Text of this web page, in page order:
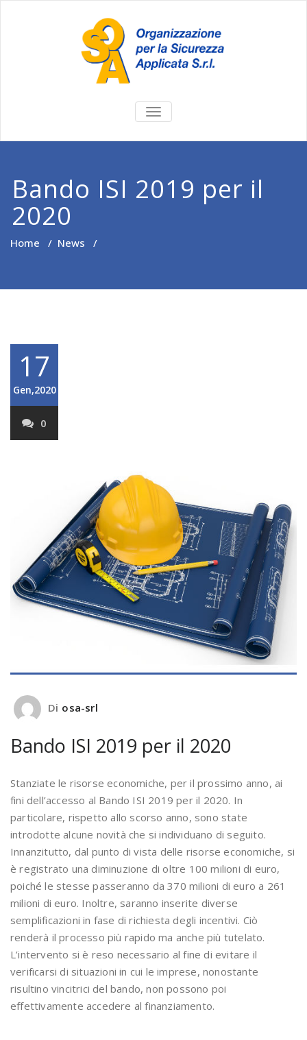
TOGGLE
Bando ISI 2019 per il
2020
Home / News /
17
Gen,2020
0
Di osa-srl
Bando ISI 2019 per il 2020
Stanziate le risorse economiche, per il prossimo anno, ai
fini dell’accesso al Bando ISI 2019 per il 2020. In
particolare, rispetto allo scorso anno, sono state
introdotte alcune novità che si individuano di seguito.
Innanzitutto, dal punto di vista delle risorse economiche, si
è registrato una diminuzione di oltre 100 milioni di euro,
poiché le stesse passeranno da 370 milioni di euro a 261
milioni di euro. Inoltre, saranno inserite diverse
semplificazioni in fase di richiesta degli incentivi. Ciò
renderà il processo più rapido ma anche più tutelato.
L’intervento si è reso necessario al fine di evitare il
verificarsi di situazioni in cui le imprese, nonostante
risultino vincitrici del bando, non possono poi
effettivamente accedere al finanziamento.